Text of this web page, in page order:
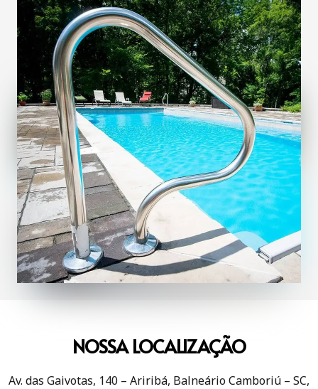
NOSSA LOCALIZAÇÃO
Av. das Gaivotas, 140 – Ariribá, Balneário Camboriú – SC,